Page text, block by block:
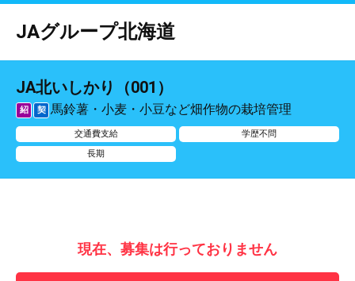
JAグループ北海道
JA北いしかり（001）
紹 契 馬鈴薯・小麦・小豆など畑作物の栽培管理
交通費支給
学歴不問
長期
現在、募集は行っておりません